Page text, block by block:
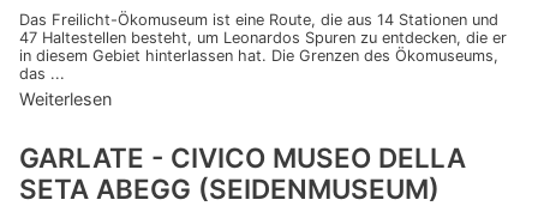
Das Freilicht-Ökomuseum ist eine Route, die aus 14 Stationen und
47 Haltestellen besteht, um Leonardos Spuren zu entdecken, die er
in diesem Gebiet hinterlassen hat. Die Grenzen des Ökomuseums,
das ...
Weiterlesen
GARLATE - CIVICO MUSEO DELLA
SETA ABEGG (SEIDENMUSEUM)